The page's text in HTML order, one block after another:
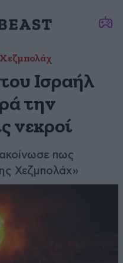
Ισραήλ
την
νεκροί
πως
Χεζμπολάχ»